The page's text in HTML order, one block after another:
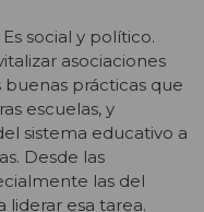
social y político.
asociaciones
buenas prácticas que
escuelas, y
sistema educativo a
Desde las
las del
liderar esa tarea.